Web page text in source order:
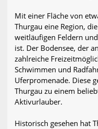
Mit einer Fläche von
Thurgau eine Region,
weitläufigen Feldern
ist. Der Bodensee, der
zahlreiche
Schwimmen und
Uferpromenade. Diese
Thurgau zu einem
Aktivurlauber.
Historisch gesehen hat